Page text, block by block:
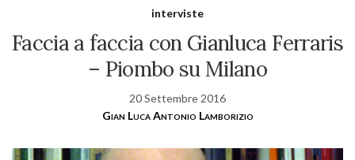
interviste
Faccia a faccia con Gianluca Ferraris
– Piombo su Milano
20 Settembre 2016
Gian Luca Antonio Lamborizio